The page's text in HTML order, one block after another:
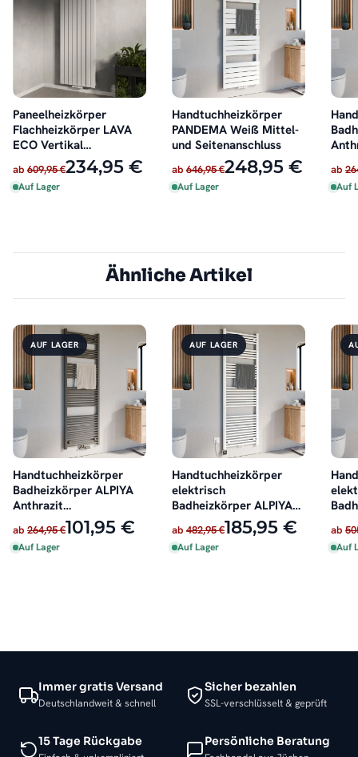
Paneelheizkörper
Flachheizkörper LAVA
ECO Vertikal
Doppellagig Weiß
ab 609,95 €234,95 €
Auf Lager
Handtuchheizkörper
PANDEMA Weiß Mittel-
und Seitenanschluss
ab 646,95 €248,95 €
Auf Lager
ab
Auf
Ähnliche Artikel
AUF LAGER
Handtuchheizkörper
Badheizkörper ALPIYA
Anthrazit
Mittelanschluss
ab 264,95 €101,95 €
Auf Lager
AUF LAGER
Handtuchheizkörper
elektrisch
Badheizkörper ALPIYA
Weiß inkl. Heizstab
ab 482,95 €185,95 €
Auf Lager
ab
Auf
Immer gratis Versand
Deutschlandweit & schnell
Sicher bezahlen
SSL-verschlüsselt & geprüft
15 Tage Rückgabe Persönliche Beratung